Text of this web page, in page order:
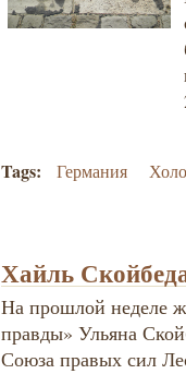
Tags: Германия
Хайль
На прошлой неделе
правды» Ульяна
Союза правых сил